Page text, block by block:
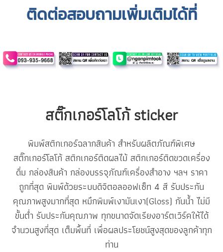
ติดต่อสอบถามเพิ่มเติมได้ที่
สติ๊กเกอร์โลโก้sticker
พิมพ์สติกเกอร์ฉลากสินค้า สำหรับผลิตภัณฑ์พิเศษ
สติ๊กเกอร์โลโก้สติกเกอร์ติดผลไม้ สติกเกอร์ติดขวดเครื่อง
ดื่ม กล่องสินค้า กล่องบรรจุภัณฑ์เครื่องสำอาง ฯลฯ ราคา
ถูกที่สุด พิมพ์ด้วยระบบดิจิตอลออฟเซ็ท 4 สี รับประกัน
คุณภาพสูงมากที่สุด หมึกพิมพ์เงามันเงา(Gloss) กันน้ำ ไม่มี
ขั้นต่ำ รับประกันคุณภาพ ทุกขนาดจัดเรียงอาร์ตเวิร์คให้ได้
จำนวนสูงที่สุด เต็มพื้นที่ เพื่อผลประโยชน์สูงสุดของลูกค้าทุก
ท่าน